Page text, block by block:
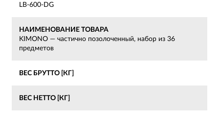
LB-600-DG
НАИМЕНОВАНИЕ ТОВАРА
KIMONO — частично позолоченный, набор из 36
предметов
ВЕС БРУТТО [КГ]
ВЕС НЕТТО [КГ]